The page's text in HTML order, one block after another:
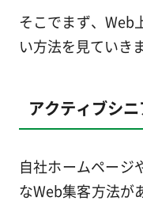
そこでまず、Web
い方法を見ていき
アクティブシ
自社ホームページ
なWeb集客方法が